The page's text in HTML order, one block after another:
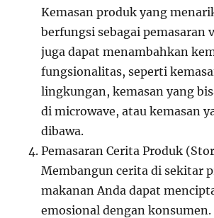
Kemasan produk yang
berfungsi sebagai pemasaran
juga dapat menambahkan
fungsionalitas, seperti
lingkungan, kemasan yang
di microwave, atau kemasan
dibawa.
Pemasaran Cerita Produk
Membangun cerita di sekitar
makanan Anda dapat
emosional dengan konsumen.